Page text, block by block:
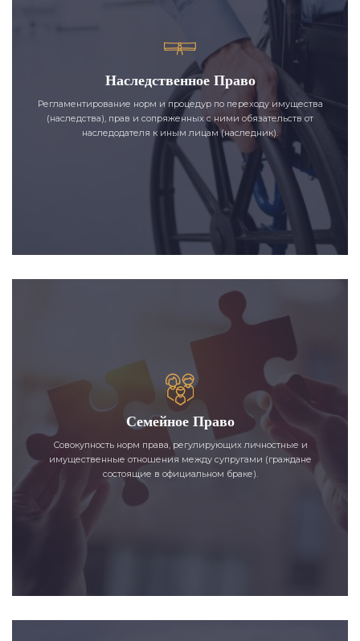
Наследственное Право
Регламентирование норм и процедур по переходу имущества
(наследства), прав и сопряженных с ними обязательств от
наследодателя к иным лицам (наследник).
Семейное Право
Совокупность норм права, регулирующих личностные и
имущественные отношения между супругами (граждане
состоящие в официальном браке).